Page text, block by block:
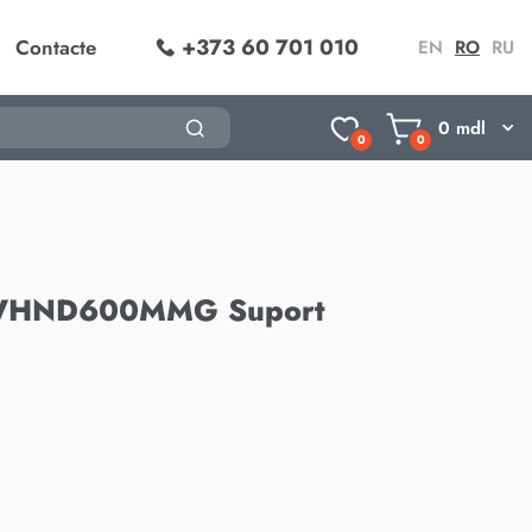
Contacte +373 60 701 010 EN RO RU
0 0 0 mdl
Suport